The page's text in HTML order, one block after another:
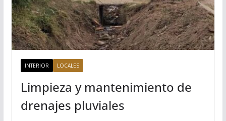
INTERIOR LOCALES
Limpieza y mantenimiento de
drenajes pluviales